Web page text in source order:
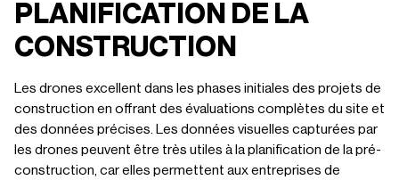
PLANIFICATION DE LA
CONSTRUCTION
Les drones excellent dans les phases initiales des projets de
construction en offrant des évaluations complètes du site et
des données précises. Les données visuelles capturées par
les drones peuvent être très utiles à la planification de la pré-
construction, car elles permettent aux entreprises de